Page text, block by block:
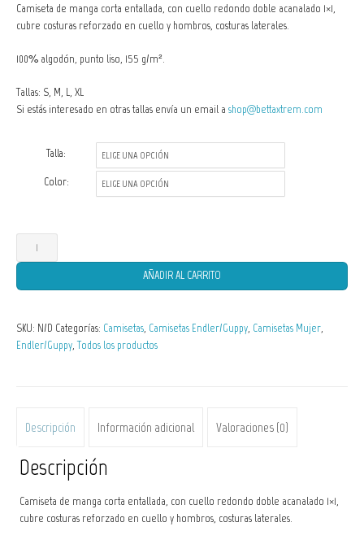
Camiseta de manga corta entallada, con cuello redondo doble acanalado 1×1,
cubre costuras reforzado en cuello y hombros, costuras laterales.
100% algodón, punto liso, 155 g/m².
Tallas: S, M, L, XL
Si estás interesado en otras tallas envía un email a shop@bettaxtrem.com
Talla:
Color:
Camisetas
de
Mujer
spp.
hibrid
AÑADIR AL CARRITO
SKU: N/D Categorías: Camisetas, Camisetas Endler/Guppy, Camisetas Mujer,
Endler/Guppy,Todos los productos
Descripción Información adicional Valoraciones (0)
Descripción
Camiseta de manga corta entallada, con cuello redondo doble acanalado 1×1,
cubre costuras reforzado en cuello y hombros, costuras laterales.